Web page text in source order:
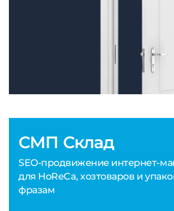
СМП Склад
SEO-продвижение интернет-
для HoReCa, хозтоваров и
фразам